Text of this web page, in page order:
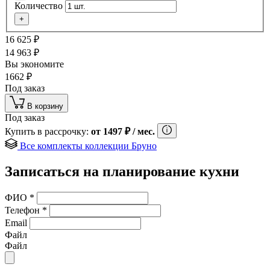
Количество
+
16 625 ₽
14 963 ₽
Вы экономите
1662 ₽
Под заказ
В корзину
Под заказ
Купить в рассрочку: от 1497 ₽/ мес.
Все комплекты коллекции Бруно
Записаться на планирование кухни
ФИО *
Телефон *
Email
Файл
Файл